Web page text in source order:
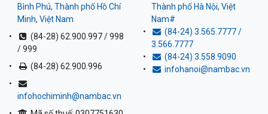
Bình Phú, Thành phố Hồ Chí
Minh, Việt Nam
(84-28) 62.900.997 / 998
/ 999
(84-28) 62.900.996
infohochiminh@nambac.vn
Thành phố Hà Nội, Việt
Nam#
(84-24) 3.565.7777 /
3.566.7777
(84-24) 3.558.9090
infohanoi@nambac.vn